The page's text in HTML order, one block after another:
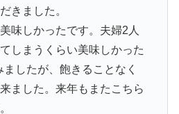
きました。
味しかったです。夫婦2人
しまうくらい美味しかった
したが、飽きることなく
ました。来年もまたこちら